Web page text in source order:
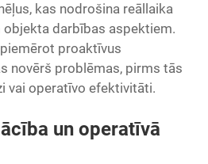
kas nodrošina reāllaika
objekta darbības aspektiem.
proaktīvus
novērš problēmas, pirms tās
vai operatīvo efektivitāti.
un operatīvā